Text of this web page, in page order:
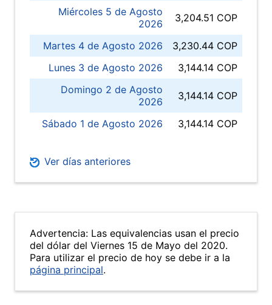
Miércoles 5 de Agosto
2026
3,204.51 COP
Martes 4 de Agosto 2026
3,230.44 COP
Lunes 3 de Agosto 2026
3,144.14 COP
Domingo 2 de Agosto
2026
3,144.14 COP
Sábado 1 de Agosto 2026 3,144.14 COP
Ver días anteriores
Advertencia: Las equivalencias usan el precio
del dólar del Viernes 15 de Mayo del 2020.
Para utilizar el precio de hoy se debe ir a la
página principal.